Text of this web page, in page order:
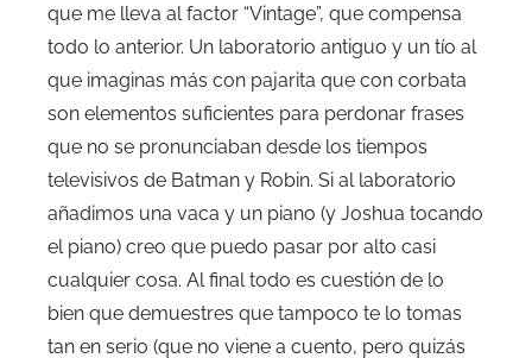
que me lleva al factor “Vintage”, que compensa
todo lo anterior. Un laboratorio antiguo y un tío al
que imaginas más con pajarita que con corbata
son elementos suficientes para perdonar frases
que no se pronunciaban desde los tiempos
televisivos de Batman y Robin. Si al laboratorio
añadimos una vaca y un piano (y Joshua tocando
el piano) creo que puedo pasar por alto casi
cualquier cosa. Al final todo es cuestión de lo
bien que demuestres que tampoco te lo tomas
tan en serio (que no viene a cuento, pero quizás